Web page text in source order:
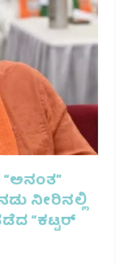
ನೀರಿನಲ್ಲಿ
“ಕಟ್ಟರ್